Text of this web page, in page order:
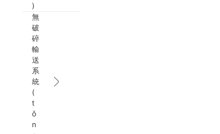
)
無
破
碎
輸
送
系
統
(
t
ǒ
n